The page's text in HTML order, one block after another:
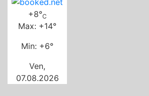
+8°C
Max: +14°
Min: +6°
Ven,
07.08.2026